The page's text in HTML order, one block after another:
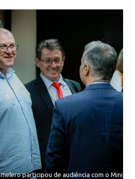
participou de audiência com o